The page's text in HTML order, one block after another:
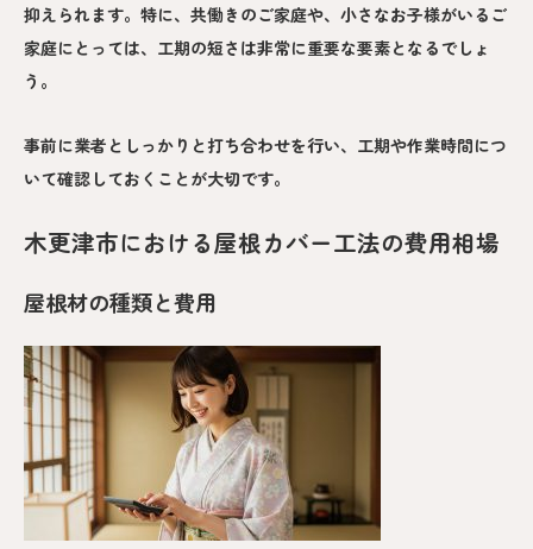
抑えられます。特に、共働きのご家庭や、小さなお子様がいるご
家庭にとっては、工期の短さは非常に重要な要素となるでしょ
う。
事前に業者としっかりと打ち合わせを行い、工期や作業時間につ
いて確認しておくことが大切です。
木更津市における屋根カバー工法の費用相場
屋根材の種類と費用